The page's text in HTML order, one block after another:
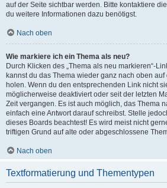
auf der Seite sichtbar werden. Bitte kontaktiere
du weitere Informationen dazu benötigst.
Nach oben
Wie markiere ich ein Thema als neu?
Durch Klicken des „Thema als neu markieren“-
kannst du das Thema wieder ganz nach oben
holen. Wenn du den entsprechenden Link nicht
möglicherweise deaktiviert oder seit der letzten
Zeit vergangen. Es ist auch möglich, das Thema
einfach eine Antwort darauf schreibst. Stelle
dieses Boards beachtest! Es wird meist nicht
triftigen Grund auf alte oder abgeschlossene
Nach oben
Textformatierung und Thementypen